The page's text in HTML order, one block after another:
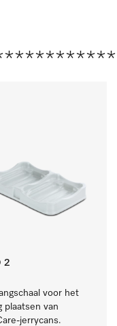
2
voor het
plaatsen van
jerrycans.